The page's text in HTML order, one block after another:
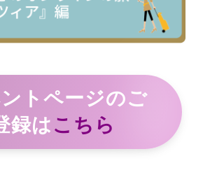
トページのご
録はこちら